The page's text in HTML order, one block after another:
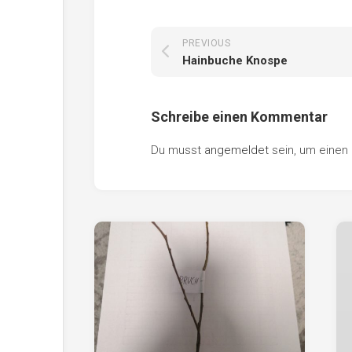
PREVIOUS
Hainbuche Knospe
Schreibe einen Kommentar
Du musst angemeldet sein, um